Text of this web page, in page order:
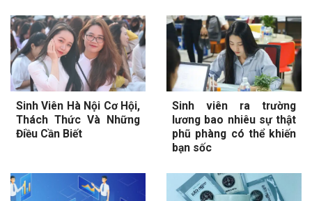
Sinh Viên Hà Nội Cơ Hội,
Thách Thức Và Những
Điều Cần Biết
Sinh viên ra trường
lương bao nhiêu sự thật
phũ phàng có thể khiến
bạn sốc